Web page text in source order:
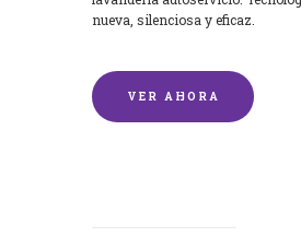
nueva, silenciosa y eficaz.
VER AHORA